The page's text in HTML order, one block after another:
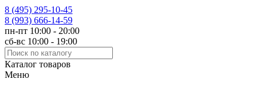
8 (495) 295-10-45
8 (993) 666-14-59
пн-пт 10:00 - 20:00
сб-вс 10:00 - 19:00
Каталог товаров
Меню